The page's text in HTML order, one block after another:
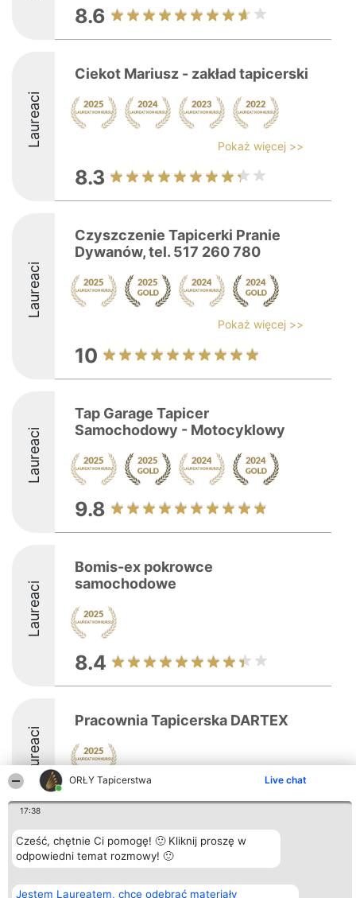
ORŁY Tapicerstwa Live chat
17:38
Cześć, chętnie Ci pomogę! 🙂 Kliknij proszę w
odpowiedni temat rozmowy! 🙂
Jestem Laureatem, chcę odebrać materiały
8.6
Laureaci
Ciekot Mariusz - zakład tapicerski
Pokaż więcej >>
8.3
Laureaci
Czyszczenie Tapicerki Pranie
Dywanów, tel. 517 260 780
Pokaż więcej >>
10
Laureaci
Tap Garage Tapicer
Samochodowy - Motocyklowy
9.8
Laureaci
Bomis-ex pokrowce
samochodowe
8.4
Laureaci
Pracownia Tapicerska DARTEX
8.2
Organizator plebiscytu
Bright Side Solutions sp. z o.
ul. Ruska 22
Plebiscyt
Laureaci
wszystkich
Kontakt